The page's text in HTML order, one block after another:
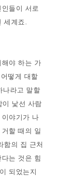
들이 서로
세계죠.
야 하는 가
떻게 대할
나라고 말할
이 낯선 사람
야기가 나
할 때의 일
함의 집 근처
는 것은 힘
되었는지